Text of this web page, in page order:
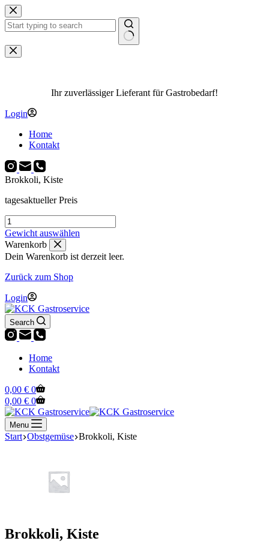
Zum
Inhalt
springen
Keine
Ergebnisse
Ihr zuverlässiger Lieferant für Gastrobedarf!
Login
Home
Kontakt
Brokkoli, Kiste
tagesaktueller Preis
Brokkoli,
Kiste
Menge
Gewicht auswählen
Warenkorb
Dein Warenkorb ist derzeit leer.
Zurück zum Shop
Login
Search
Home
Kontakt
Warenkorb
0,00 € 0
Warenkorb
0,00 € 0
Menu
Start Obstgemüse Brokkoli, Kiste
Brokkoli, Kiste